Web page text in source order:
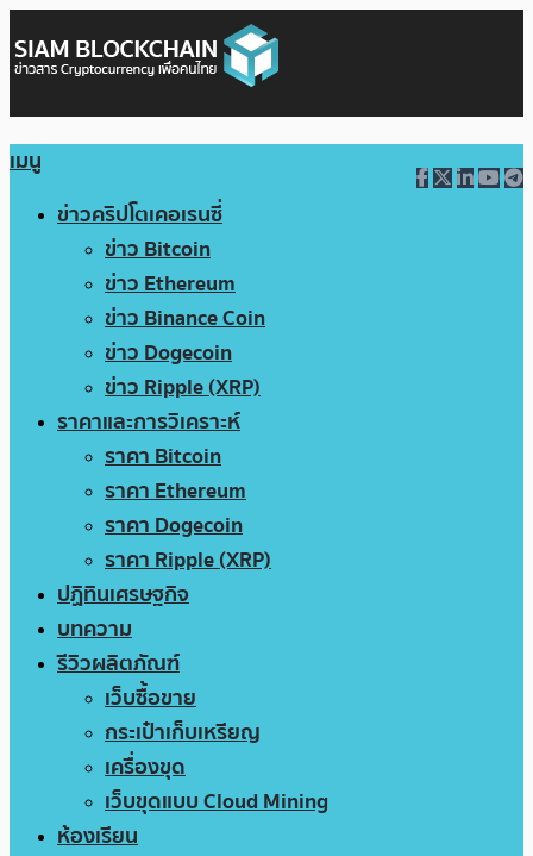
เมนู
ข่าวคริปโตเคอเรนซี่
ข่าว Bitcoin
ข่าว Ethereum
ข่าว Binance Coin
ข่าว Dogecoin
ข่าว Ripple (XRP)
ราคาและการวิเคราะห์
ราคา Bitcoin
ราคา Ethereum
ราคา Dogecoin
ราคา Ripple (XRP)
ปฏิทินเศรษฐกิจ
บทความ
รีวิวผลิตภัณฑ์
เว็บซื้อขาย
กระเป๋าเก็บเหรียญ
เครื่องขุด
เว็บขุดแบบ Cloud Mining
ห้องเรียน